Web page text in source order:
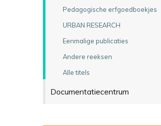
Pedagogische erfgoedboekjes
URBAN RESEARCH
Eenmalige publicaties
Andere reeksen
Alle titels
Documentatiecentrum